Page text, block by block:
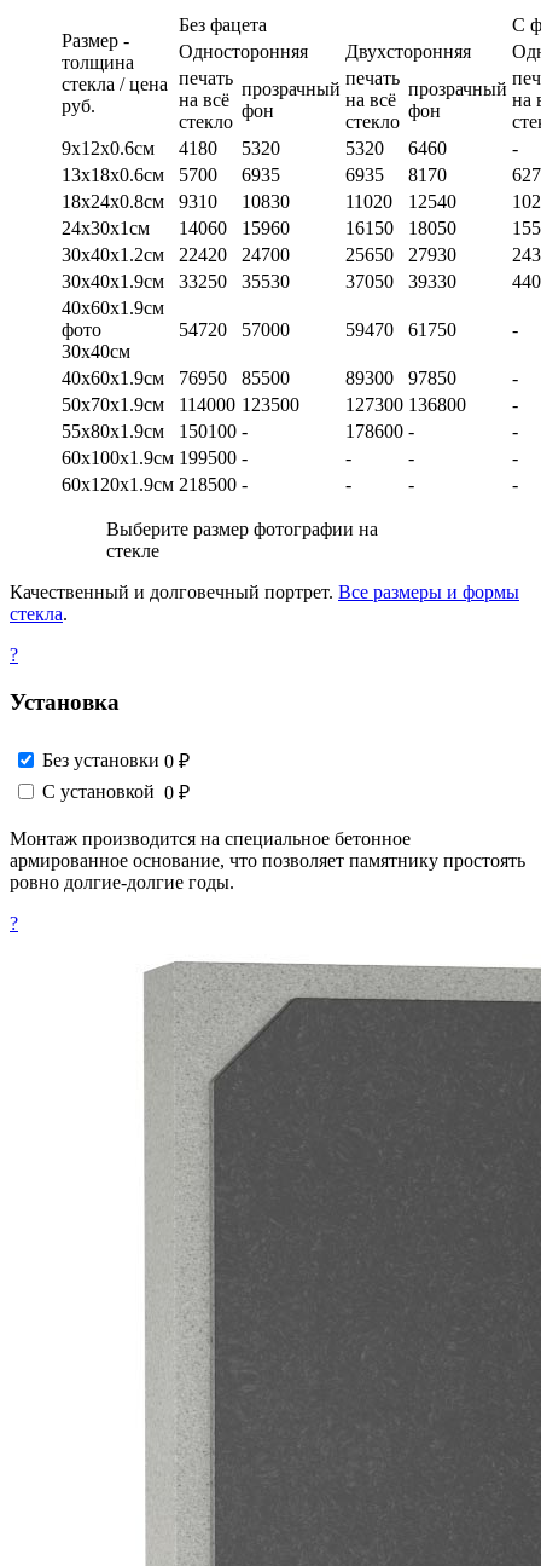
Размер -
толщина
стекла / цена
руб.
Без фацета
С
Односторонняя
Двухсторонняя
печать
на всё
стекло
прозрачный
фон
печать
на всё
стекло
прозрачный
фон
на
9х12х0.6см
4180 5320 5320 6460
-
13х18х0.6см
5700 6935 6935 8170
18х24х0.8см
9310 10830 11020 12540
24х30х1см
14060 15960 16150 18050
30х40х1.2см
22420 24700 25650 27930
30х40х1.9см
33250 35530 37050 39330
40х60х1.9см
фото
30х40см
54720 57000 59470 61750 -
40х60х1.9см 76950 85500 89300 97850
-
50х70х1.9см
114000 123500 127300 136800
-
55х80х1.9см
150100 - 178600 -
-
60х100х1.9см 199500 - - -
-
60х120х1.9см 218500 - - - -
Выберите размер фотографии на
стекле
Качественный и долговечный портрет. Все размеры и формы
стекла.
?
Установка
Без установки 0 ₽
С установкой 0 ₽
Монтаж производится на специальное бетонное
армированное основание, что позволяет памятнику простоять
ровно долгие-долгие годы.
?